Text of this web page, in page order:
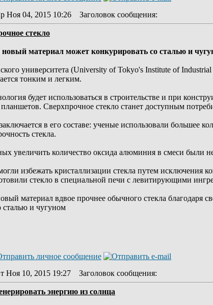
Ноя 04, 2015 10:26 Заголовок сообщения:
стекло
материал может конкурировать со сталью и
университета (University of Tokyo's Institute of
тонким и легким.
будет использоваться в строительстве и при
Сверхпрочное стекло станет доступным
в его составе: ученые использовали
стекла.
увеличить количество оксида алюминия в смеси были
избежать кристаллизации стекла путем
стекло в специальной печи с левитирующими
материал вдвое прочнее обычного стекла благодаря
сталью и чугуном
Ноя 10, 2015 19:27 Заголовок сообщения:
энергию из солнца